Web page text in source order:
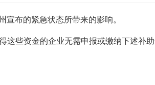
布的紧急状态所带来的影响。
些资金的企业无需申报或缴纳下述补